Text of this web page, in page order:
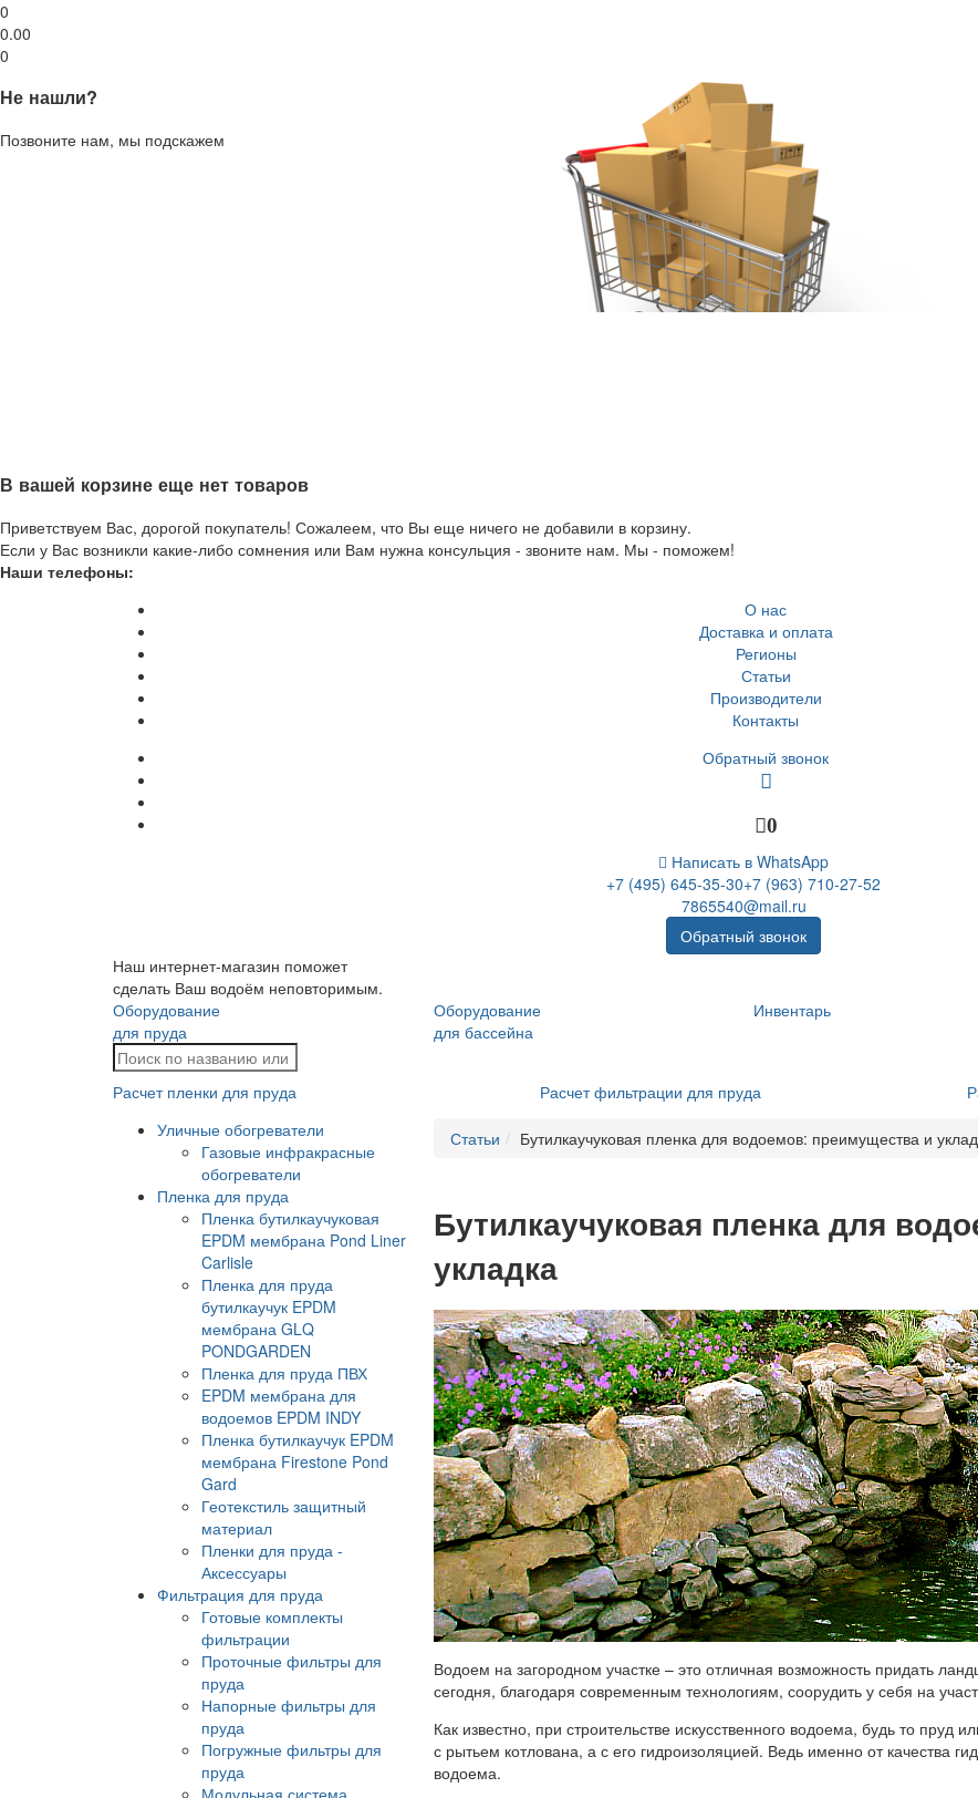
0
0.00
0
Не нашли?
Позвоните нам, мы подскажем
В вашей корзине еще нет товаров
Приветствуем Вас, дорогой покупатель! Сожалеем, что Вы еще ничего не добавили в корзину.
Если у Вас возникли какие-либо сомнения или Вам нужна консульция - звоните нам. Мы - поможем!
Наши телефоны:
О нас
Доставка и оплата
Регионы
Статьи
Производители
Контакты
Обратный звонок
0
Написать в WhatsApp
+7 (495) 645-35-30+7 (963) 710-27-52
7865540@mail.ru
Обратный звонок
Наш интернет-магазин поможет
сделать Ваш водоём неповторимым.
Оборудование
для пруда
Оборудование
для бассейна
Инвентарь
Расчет пленки для пруда
Расчет фильтрации для пруда
Уличные обогреватели
Газовые инфракрасные
обогреватели
Пленка для пруда
Пленка бутилкаучуковая
EPDM мембрана Pond Liner
Carlisle
Пленка для пруда
бутилкаучук EPDM
мембрана GLQ
PONDGARDEN
Пленка для пруда ПВХ
EPDM мембрана для
водоемов EPDM INDY
Пленка бутилкаучук EPDM
мембрана Firestone Pond
Gard
Геотекстиль защитный
материал
Пленки для пруда -
Аксессуары
Фильтрация для пруда
Готовые комплекты
фильтрации
Проточные фильтры для
пруда
Напорные фильтры для
пруда
Погружные фильтры для
пруда
Модульная система
Статьи Бутилкаучуковая пленка для водоемов: преимущества и
Бутилкаучуковая пленка для
укладка
Водоем на загородном участке – это отличная возможность придать
сегодня, благодаря современным технологиям, соорудить у себя на
Как известно, при строительстве искусственного водоема, будь то пруд
с рытьем котлована, а с его гидроизоляцией. Ведь именно от качества
водоема.